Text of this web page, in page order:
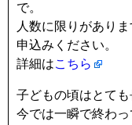
で。
人数に限りがあり
申込みください。
詳細はこちら
子どもの頃はとても
今では一瞬で終わ